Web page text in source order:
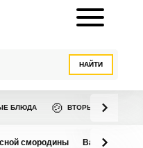
НАЙТИ
БЛЮДА 🍲 ВТОРЫЕ БЛЮДА
смородины Варенье из